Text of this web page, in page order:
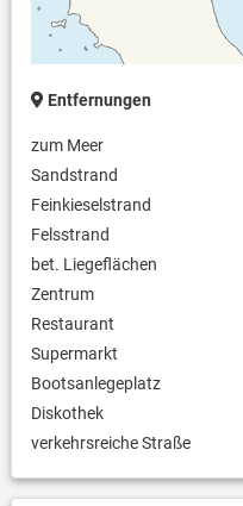
Entfernungen
zum Meer
Sandstrand
Feinkieselstrand
Felsstrand
bet. Liegeflächen
Zentrum
Restaurant
Supermarkt
Bootsanlegeplatz
Diskothek
verkehrsreiche Straße